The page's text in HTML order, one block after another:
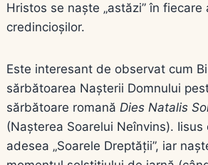
Hristos se naște „astăzi” în
credincioșilor.
Este interesant de observat cum
sărbătoarea Nașterii Domnului
sărbătoare romană Dies Natalis
(Nașterea Soarelui Neînvins).
adesea „Soarele Dreptății”, iar